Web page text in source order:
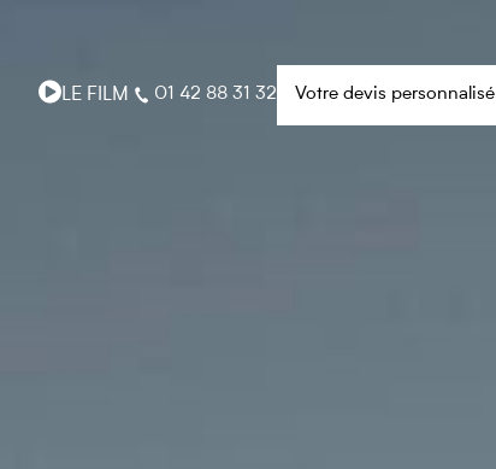
LE FILM 01 42 88 31 32 Votre devis personnalisé